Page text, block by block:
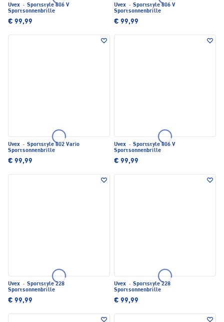
Uvex · Sportstyle 806 V
Sportsonnenbrille
€ 99,99
Uvex · Sportstyle 806 V
Sportsonnenbrille
€ 99,99
Uvex · Sportstyle 802 Vario
Sportsonnenbrille
€ 99,99
Uvex · Sportstyle 806 V
Sportsonnenbrille
€ 99,99
Uvex · Sportstyle 228
Sportsonnenbrille
€ 99,99
Uvex · Sportstyle 228
Sportsonnenbrille
€ 99,99